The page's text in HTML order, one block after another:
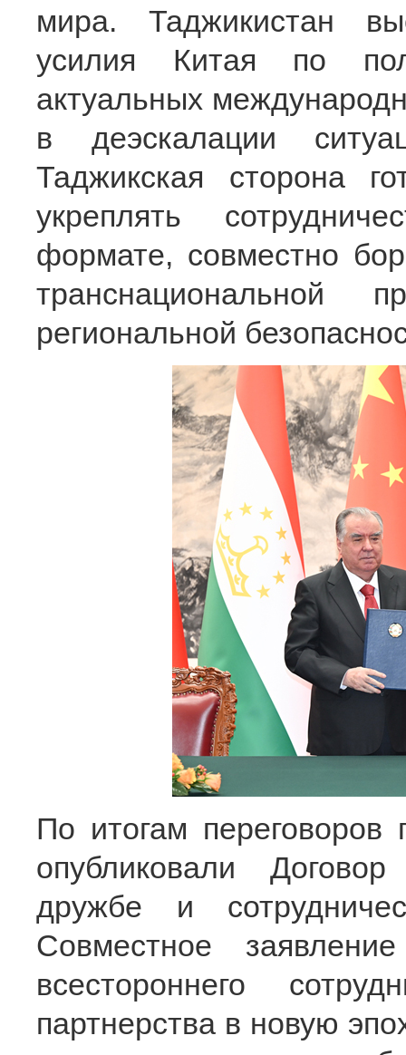
мира. Таджикистан
усилия Китая по
актуальных
в деэскалации
Таджикская сторона
укреплять
формате, совместно
транснациональной
региональной
По итогам переговоров
опубликовали
дружбе и
Совместное
всестороннего
партнерства в новую